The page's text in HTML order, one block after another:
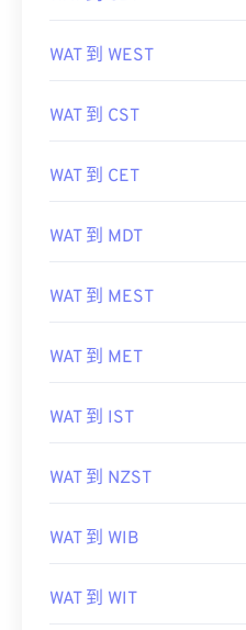
WAT 到 CDT
WAT 到 WEST
WAT 到 CST
WAT 到 CET
WAT 到 MDT
WAT 到 MEST
WAT 到 MET
WAT 到 IST
WAT 到 NZST
WAT 到 WIB